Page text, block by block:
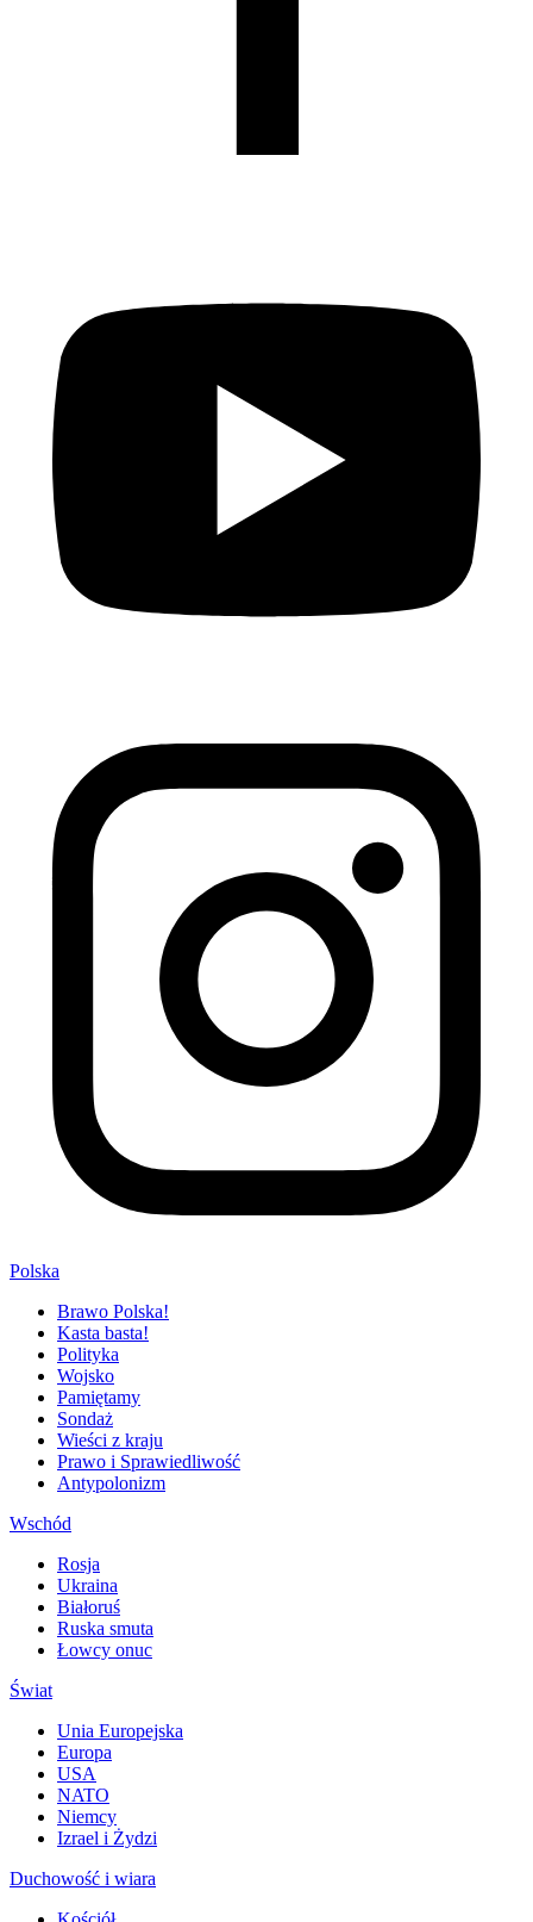
Polska
Brawo Polska!
Kasta basta!
Polityka
Wojsko
Pamiętamy
Sondaż
Wieści z kraju
Prawo i Sprawiedliwość
Antypolonizm
Wschód
Rosja
Ukraina
Białoruś
Ruska smuta
Łowcy onuc
Świat
Unia Europejska
Europa
USA
NATO
Niemcy
Izrael i Żydzi
Duchowość i wiara